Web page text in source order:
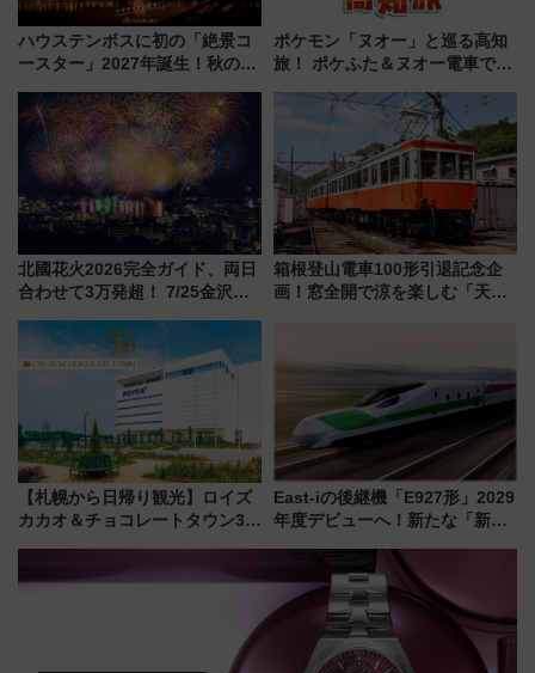
ハウステンボスに初の「絶景コ
ースター」2027年誕生！秋の
ろも一挙紹介
ポケモン「ヌオー」と巡る高知
旅！ ポケふた＆ヌオー電車で楽
路の絶景と絶品グルメを満喫！
（7月18日スタート）
北國花火2026完全ガイド、両日
合わせて3万発超！ 7/25金沢大
会の日程・アクセス・観覧席ま
とめ（石川県）
箱根登山電車100形引退記念企
画！窓全開で涼を楽しむ「天然
【札幌から日帰り観光】ロイズ
カカオ＆チョコレートタウン3周
駅からのアクセスも
East-iの後継機「E927形」2029
年度デビューへ！新たな「新幹
説【JR東日本】